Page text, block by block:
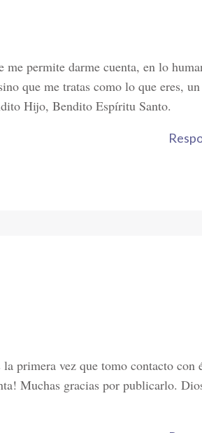
permite darme cuenta, en lo
que me tratas como lo que eres, un
Hijo, Bendito Espíritu Santo.
primera vez que tomo contacto con
Muchas gracias por publicarlo.